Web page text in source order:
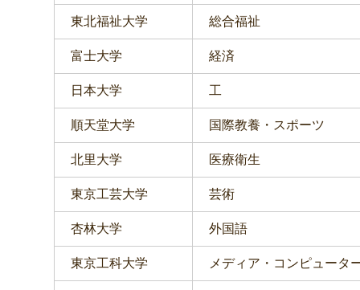
東北福祉大学 総合福祉
富士大学 経済
日本大学 工
順天堂大学 国際教養・スポーツ
北里大学 医療衛生
東京工芸大学 芸術
杏林大学 外国語
東京工科大学 メディア・コンピュータ